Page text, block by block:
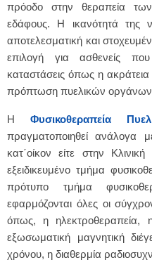
πρόοδο στην θεραπεία των
εδάφους. Η ικανότητά της
αποτελεσματική και
επιλογή για ασθενείς
καταστάσεις όπως η
πρόπτωση πυελικών οργάνων
Η Φυσικοθεραπεία
πραγματοποιηθεί ανάλογα
κατ΄οίκον είτε στην
εξειδικευμένο τμήμα
πρότυπο τμήμα
εφαρμόζονται όλες οι
όπως, η ηλεκτροθεραπεία,
εξωσωματική μαγνητική
χρόνου, η διαθερμία